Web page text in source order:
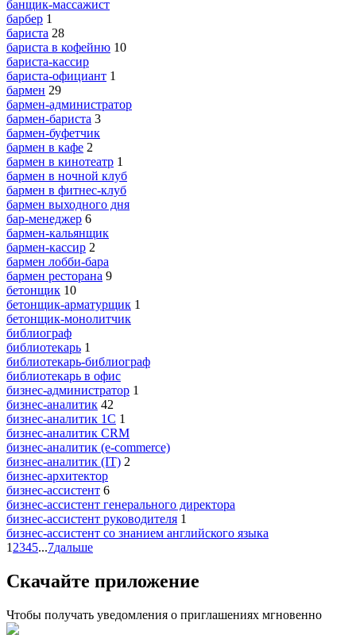
банщик-массажист
барбер 1
бариста 28
бариста в кофейню 10
бариста-кассир
бариста-официант 1
бармен 29
бармен-администратор
бармен-бариста 3
бармен-буфетчик
бармен в кафе 2
бармен в кинотеатр 1
бармен в ночной клуб
бармен в фитнес-клуб
бармен выходного дня
бар-менеджер 6
бармен-кальянщик
бармен-кассир 2
бармен лобби-бара
бармен ресторана 9
бетонщик 10
бетонщик-арматурщик 1
бетонщик-монолитчик
библиограф
библиотекарь 1
библиотекарь-библиограф
библиотекарь в офис
бизнес-администратор 1
бизнес-аналитик 42
бизнес-аналитик 1С 1
бизнес-аналитик CRM
бизнес-аналитик (e-commerce)
бизнес-аналитик (IT) 2
бизнес-архитектор
бизнес-ассистент 6
бизнес-ассистент генерального директора
бизнес-ассистент руководителя 1
бизнес-ассистент со знанием английского языка
1 2345...7дальше
Скачайте приложение
Чтобы получать уведомления о приглашениях мгновенно